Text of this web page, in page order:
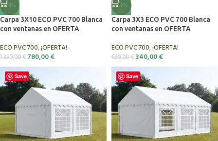
-41%
Carpa 3X10 ECO PVC 700 Blanca
con ventanas en OFERTA
ECO PVC 700,¡OFERTA!
1.330,00€ 780,00€
-48%
Carpa 3X3 ECO PVC 700 Blanca
con ventanas en OFERTA
ECO PVC 700,¡OFERTA!
660,00€ 340,00€
Save Save